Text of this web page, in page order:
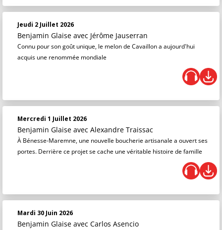
Jeudi 2 Juillet 2026
Benjamin Glaise avec Jérôme Jauserran
Connu pour son goût unique, le melon de Cavaillon a aujourd'hui
acquis une renommée mondiale
Mercredi 1 Juillet 2026
Benjamin Glaise avec Alexandre Traissac
À Bénesse-Maremne, une nouvelle boucherie artisanale a ouvert ses
portes. Derrière ce projet se cache une véritable histoire de famille
Mardi 30 Juin 2026
Benjamin Glaise avec Carlos Asencio